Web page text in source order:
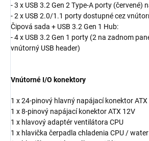
- 3 x USB 3.2 Gen 2 Type-A porty (červené)
- 2 x USB 2.0/1.1 porty dostupné cez
Čipová sada + USB 3.2 Gen 1 Hub:
- 4 x USB 3.2 Gen 1 porty (2 na zadnom
vnútorný USB header)
Vnútorné I/O konektory
1 x 24-pinový hlavný napájací konektor ATX
1 x 8-pinový napájací konektor ATX 12V
1 x hlavový adaptér ventilátora CPU
1 x hlavička čerpadla chladenia CPU /